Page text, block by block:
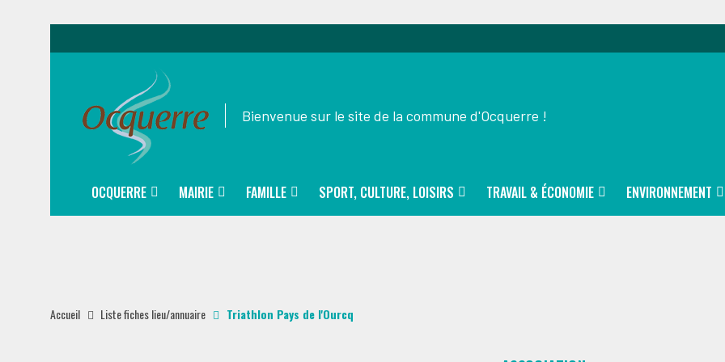
Bienvenue sur le site de la commune d'Ocquerre !
OCQUERRE MAIRIE FAMILLE SPORT, CULTURE, LOISIRS TRAVAIL & ÉCONOMIE ENVIRONNEMENT
Accueil Liste fiches lieu/annuaire Triathlon Pays de l'Ourcq